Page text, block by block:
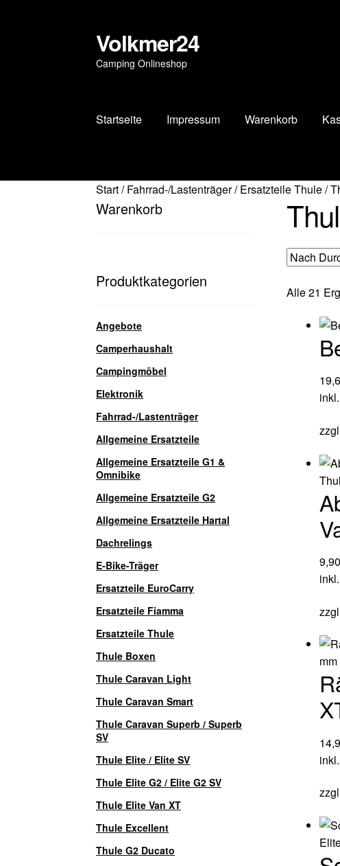
Zur
Navigation
springen
Zum
Inhalt
springen
Volkmer24
Camping Onlineshop
Startseite Impressum Warenkorb
Start/Fahrrad-/Lastenträger/Ersatzteile Thule/
Alle 21
9,90
Warenkorb
Produktkategorien
Angebote
Camperhaushalt
Campingmöbel
Elektronik
Fahrrad-/Lastenträger
Allgemeine Ersatzteile
Allgemeine Ersatzteile G1 &
Omnibike
Allgemeine Ersatzteile G2
Allgemeine Ersatzteile Hartal
Dachrelings
E-Bike-Träger
Ersatzteile EuroCarry
Ersatzteile Fiamma
Ersatzteile Thule
Thule Boxen
Thule Caravan Light
Thule Caravan Smart
Thule Caravan Superb / Superb
SV
Thule Elite / Elite SV
Thule Elite G2 / Elite G2 SV
Thule Elite Van XT
Thule Excellent
Thule G2 Ducato